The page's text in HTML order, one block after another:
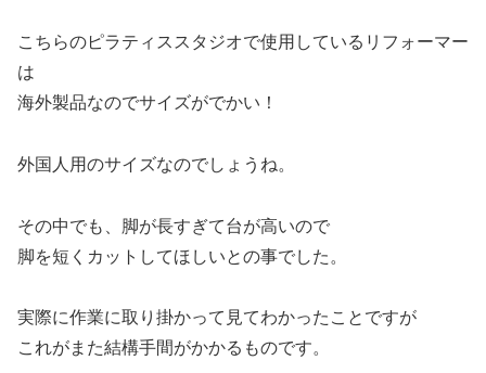
こちらのピラティススタジオで使用しているリフォーマー
は
海外製品なのでサイズがでかい！
外国人用のサイズなのでしょうね。
その中でも、脚が長すぎて台が高いので
脚を短くカットしてほしいとの事でした。
実際に作業に取り掛かって見てわかったことですが
これがまた結構手間がかかるものです。